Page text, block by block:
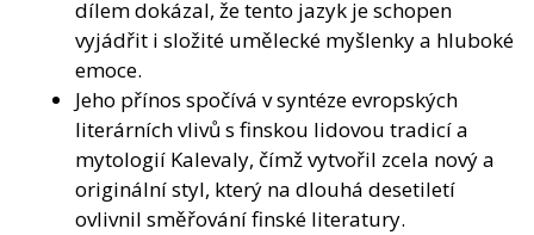
dílem dokázal, že tento jazyk je schopen
vyjádřit i složité umělecké myšlenky a hluboké
emoce.
Jeho přínos spočívá v syntéze evropských
literárních vlivů s finskou lidovou tradicí a
mytologií Kalevaly, čímž vytvořil zcela nový a
originální styl, který na dlouhá desetiletí
ovlivnil směřování finské literatury.